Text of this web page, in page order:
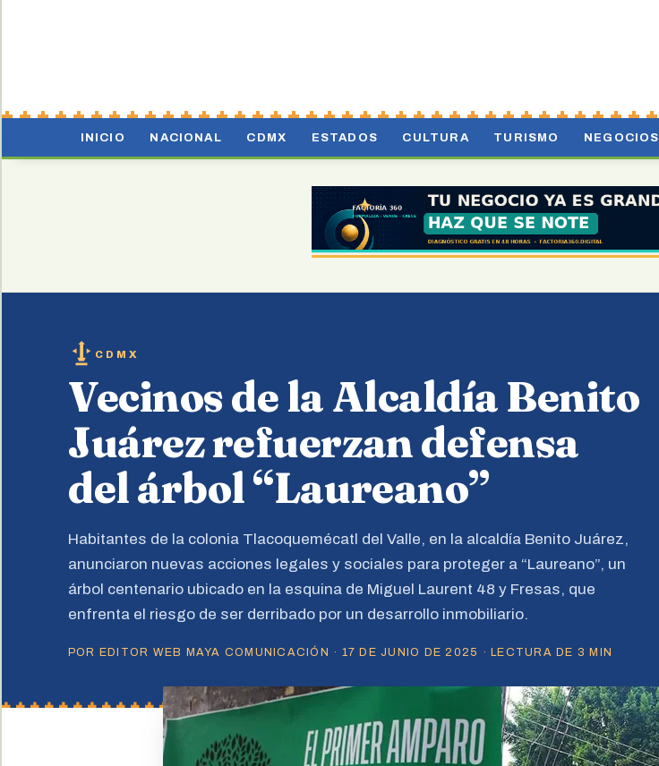
INICIO NACIONAL CDMX ESTADOS CULTURA TURISMO NEGOCIOS
CDMX
Vecinos de la Alcaldía Benito
Juárez refuerzan defensa
del árbol “Laureano”
Habitantes de la colonia Tlacoquemécatl del Valle, en la alcaldía Benito Juárez,
anunciaron nuevas acciones legales y sociales para proteger a “Laureano”, un
árbol centenario ubicado en la esquina de Miguel Laurent 48 y Fresas, que
enfrenta el riesgo de ser derribado por un desarrollo inmobiliario.
POR EDITOR WEB MAYA COMUNICACIÓN · 17 DE JUNIO DE 2025 · LECTURA DE 3 MIN